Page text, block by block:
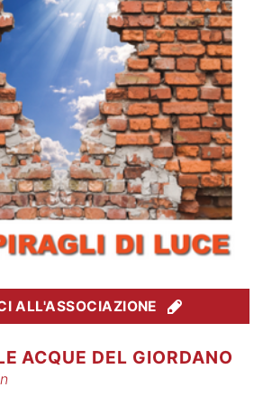
ALL'ASSOCIAZIONE
ACQUE DEL GIORDANO